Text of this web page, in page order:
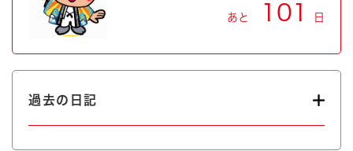
あと 101 日
過去の日記